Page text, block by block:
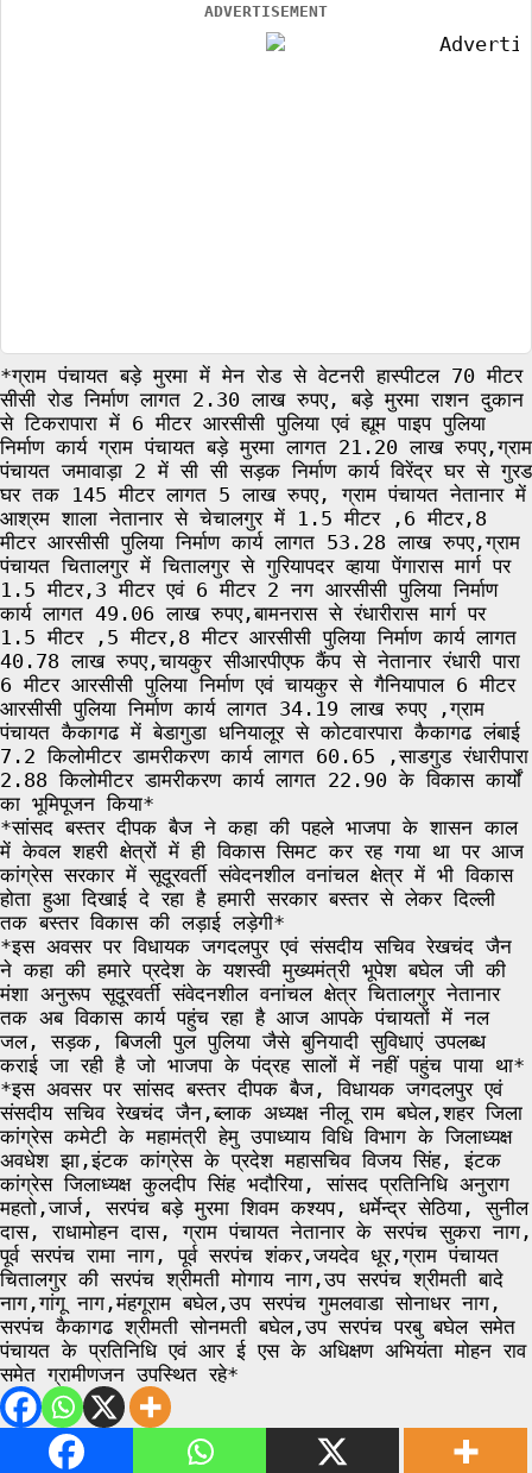
ADVERTISEMENT
*ग्राम पंचायत बड़े मुरमा में मेन रोड से वेटनरी हास्पीटल 70 मीटर
सीसी रोड निर्माण लागत 2.30 लाख रुपए, बड़े मुरमा राशन दुकान
से टिकरापारा में 6 मीटर आरसीसी पुलिया एवं ह्यूम पाइप पुलिया
निर्माण कार्य ग्राम पंचायत बड़े मुरमा लागत 21.20 लाख रुपए,ग्राम
पंचायत जमावाड़ा 2 में सी सी सड़क निर्माण कार्य विरेंद्र घर से गुरड
घर तक 145 मीटर लागत 5 लाख रुपए, ग्राम पंचायत नेतानार में
आश्रम शाला नेतानार से चेचालगुर में 1.5 मीटर ,6 मीटर,8
मीटर आरसीसी पुलिया निर्माण कार्य लागत 53.28 लाख रुपए,ग्राम
पंचायत चितालगुर में चितालगुर से गुरियापदर व्हाया पेंगारास मार्ग पर
1.5 मीटर,3 मीटर एवं 6 मीटर 2 नग आरसीसी पुलिया निर्माण
कार्य लागत 49.06 लाख रुपए,बामनरास से रंधारीरास मार्ग पर
1.5 मीटर ,5 मीटर,8 मीटर आरसीसी पुलिया निर्माण कार्य लागत
40.78 लाख रुपए,चायकुर सीआरपीएफ कैंप से नेतानार रंधारी पारा
6 मीटर आरसीसी पुलिया निर्माण एवं चायकुर से गैनियापाल 6 मीटर
आरसीसी पुलिया निर्माण कार्य लागत 34.19 लाख रुपए ,ग्राम
पंचायत कैकागढ में बेडागुडा धनियालूर से कोटवारपारा कैकागढ लंबाई
7.2 किलोमीटर डामरीकरण कार्य लागत 60.65 ,साडगुड रंधारीपारा
2.88 किलोमीटर डामरीकरण कार्य लागत 22.90 के विकास कार्यों
का भूमिपूजन किया*
*सांसद बस्तर दीपक बैज ने कहा की पहले भाजपा के शासन काल
में केवल शहरी क्षेत्रों में ही विकास सिमट कर रह गया था पर आज
कांग्रेस सरकार में सूदूरवर्ती संवेदनशील वनांचल क्षेत्र में भी विकास
होता हुआ दिखाई दे रहा है हमारी सरकार बस्तर से लेकर दिल्ली
तक बस्तर विकास की लड़ाई लड़ेगी*
*इस अवसर पर विधायक जगदलपुर एवं संसदीय सचिव रेखचंद जैन
ने कहा की हमारे प्रदेश के यशस्वी मुख्यमंत्री भूपेश बघेल जी की
मंशा अनुरूप सूदूरवर्ती संवेदनशील वनांचल क्षेत्र चितालगुर नेतानार
तक अब विकास कार्य पहुंच रहा है आज आपके पंचायतों में नल
जल, सड़क, बिजली पुल पुलिया जैसे बुनियादी सुविधाएं उपलब्ध
कराई जा रही है जो भाजपा के पंद्रह सालों में नहीं पहुंच पाया था*
*इस अवसर पर सांसद बस्तर दीपक बैज, विधायक जगदलपुर एवं
संसदीय सचिव रेखचंद जैन,ब्लाक अध्यक्ष नीलू राम बघेल,शहर जिला
कांग्रेस कमेटी के महामंत्री हेमु उपाध्याय विधि विभाग के जिलाध्यक्ष
अवधेश झा,इंटक कांग्रेस के प्रदेश महासचिव विजय सिंह, इंटक
कांग्रेस जिलाध्यक्ष कुलदीप सिंह भदौरिया, सांसद प्रतिनिधि अनुराग
महतो,जार्ज, सरपंच बड़े मुरमा शिवम कश्यप, धर्मेन्द्र सेठिया, सुनील
दास, राधामोहन दास, ग्राम पंचायत नेतानार के सरपंच सुकरा नाग,
पूर्व सरपंच रामा नाग, पूर्व सरपंच शंकर,जयदेव धूर,ग्राम पंचायत
चितालगुर की सरपंच श्रीमती मोगाय नाग,उप सरपंच श्रीमती बादे
नाग,गांगू नाग,मंहगूराम बघेल,उप सरपंच गुमलवाडा सोनाधर नाग,
सरपंच कैकागढ श्रीमती सोनमती बघेल,उप सरपंच परबु बघेल समेत
पंचायत के प्रतिनिधि एवं आर ई एस के अधिक्षण अभियंता मोहन राव
समेत ग्रामीणजन उपस्थित रहे*